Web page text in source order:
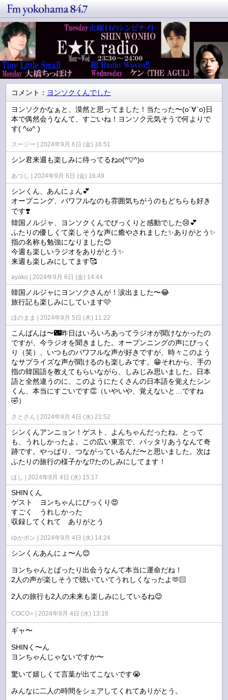
コメント： ヨンソクくんでした
ヨンソクかなぁと、漠然と思ってました！当たった〜(о´∀`о)日
本で偶然会うなんて、すごいね！ヨンソク元気そうで何よりで
す( ^ω^ )
スージー 2024年9月 6日 (金) 16:51
シン君来週も楽しみに待ってるねo(^▽^)o
あつし 2024年9月 6日 (金) 16:49
シンくん、あんにょん💕
オープニング、パワフルなのも雰囲気ちがうのもどちらも好き
です❣️
韓国ノルジャ、ヨンソクくんでびっくりと感動でした😢💕
ふたりの優しくて楽しそうな声に癒やされました✨ありがとう✨
指の名称も勉強になりました😊
今週も楽しいラジオをありがとう✨
来週も楽しみにしてます🥰
ayako 2024年9月 6日 (金) 14:44
韓国ノルジャにヨンソクさんが！涙出ました〜😂
旅行記も楽しみにしています🩷
ほのまま 2024年9月 5日 (木) 11:22
こんばんは〜🌃昨日はいろいろあってラジオが聞けなかったの
ですが、今ラジオを聞きました。オープンニングの声にびっく
り（笑）、いつものパワフルな声が好きですが、時々このよう
なサプライズな声が聞けるのも楽しみです。😁それから、手の
指の韓国語を教えてもらいながら、しみじみ思いました。日本
語と全然違うのに、このようにたくさんの日本語を覚えたシン
くん、本当にすごいです👏（いやいや、覚えないと…ですね
🤣）
さとさん 2024年9月 4日 (水) 21:52
シンくんアンニョン！ゲスト、よんちゃんだったね。とって
も、うれしかったよ。この広い東京で、バッタリあうなんて奇
跡です。やっぱり、つながっているんだ〜と思いました。次は
ふたりの旅行の様子かな⁉️たのしみにしてます！
ほし 2024年9月 4日 (水) 15:17
SHINくん
ゲスト ヨンちゃんにびっくり😍
すごく うれしかった
収録してくれて ありがとう
ゆかボン 2024年9月 4日 (水) 14:24
シンくんあんにょ〜ん😊
ヨンちゃんとばったり出会うなんて本当に運命だね！
2人の声が楽しそうで聴いていてうれしくなったよ🫶🏻
2人の旅行も2人の未来も楽しみにしているね😊
COCO⭐️ 2024年9月 4日 (水) 13:16
ギャ〜
SHINく〜ん
ヨンちゃんじゃないですか〜
驚いて嬉しくて言葉が出てこないです😭
みんなに二人の時間をシェアしてくれてありがとう。